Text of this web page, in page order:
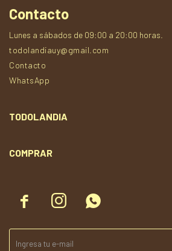
  
Contacto
Lunes a sábados de 09:00 a 20:00 horas.
todolandiauy@gmail.com
Contacto
WhatsApp
TODOLANDIA
COMPRAR